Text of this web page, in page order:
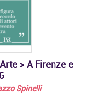
> A Firenze e
Spinelli